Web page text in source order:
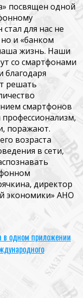
посвящен одной
для нас не
и «банком
жизнь. Наши
со смартфонами
благодаря
решать
смартфонов
поражают.
возраста
в сети,
директор
экономики» АНО
в одном приложении